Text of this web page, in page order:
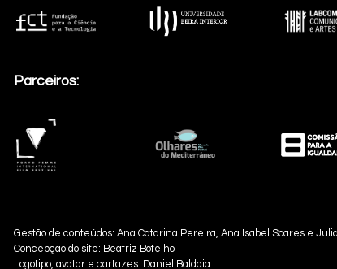
Parceiros:
Gestão de conteúdos: Ana Catarina Pereira, Ana Isabel Soares e
Concepção do site: Beatriz Botelho
Logotipo, avatar e cartazes: Daniel Baldaia